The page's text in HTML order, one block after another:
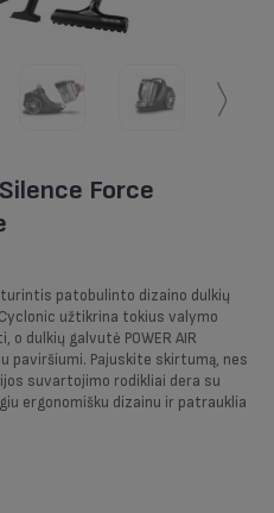
〱
Force
patobulinto dizaino dulkių
užtikrina tokius valymo
dulkių galvutė POWER AIR
paviršiumi. Pajuskite skirtumą, nes
suvartojimo rodikliai dera su
ergonomišku dizainu ir patrauklia